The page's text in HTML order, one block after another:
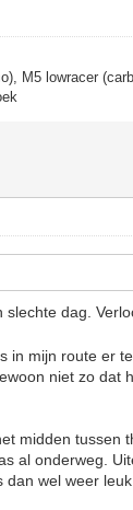
M5 lowracer
slechte dag.
in mijn route er
niet zo dat
midden
al onderweg.
wel weer